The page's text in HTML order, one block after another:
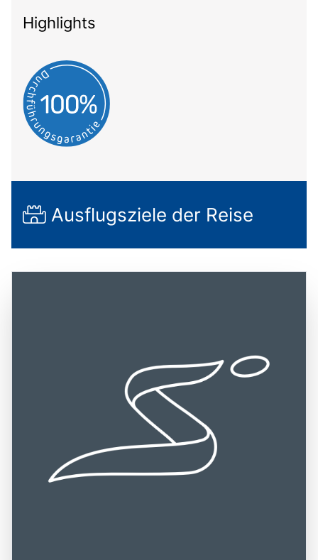
Highlights
Ausflugsziele der Reise